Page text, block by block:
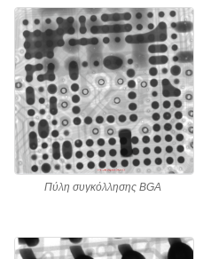
Πύλη συγκόλλησης BGA